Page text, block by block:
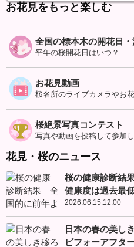
お花見をもっと楽しむ
全国の標本木の開花日・
平年の桜開花日はいつ？
お花見動画
桜名所のライブカメラやお
桜絶景写真コンテスト
写真や動画を投稿して参加
花見・桜のニュース
桜の健康診断結
健康度は過去最
2026.06.15.12:00
日本の春の美し
ビフォーアフタ